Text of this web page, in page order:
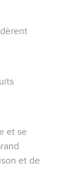
et se
et de